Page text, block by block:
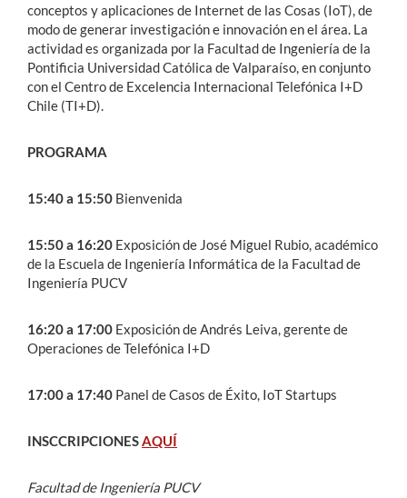
conceptos y aplicaciones de Internet de las Cosas (IoT), de
modo de generar investigación e innovación en el área. La
actividad es organizada por la Facultad de Ingeniería de la
Pontificia Universidad Católica de Valparaíso, en conjunto
con el Centro de Excelencia Internacional Telefónica I+D
Chile (TI+D).
PROGRAMA
15:40 a 15:50 Bienvenida
15:50 a 16:20 Exposición de José Miguel Rubio, académico
de la Escuela de Ingeniería Informática de la Facultad de
Ingeniería PUCV
16:20 a 17:00 Exposición de Andrés Leiva, gerente de
Operaciones de Telefónica I+D
17:00 a 17:40 Panel de Casos de Éxito, IoT Startups
INSCCRIPCIONESAQUÍ
Facultad de Ingeniería PUCV